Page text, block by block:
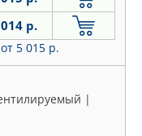
р.
от 5 015 р.
|